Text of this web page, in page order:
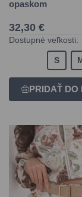
opaskom
32,30 €
Dostupné veľkosti:
S